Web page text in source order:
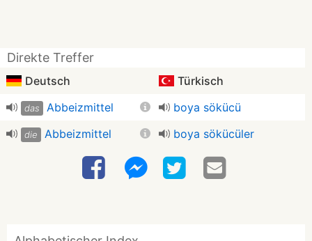
Direkte Treffer
Deutsch Türkisch
das Abbeizmittel boya sökücü
die Abbeizmittel boya sökücüler